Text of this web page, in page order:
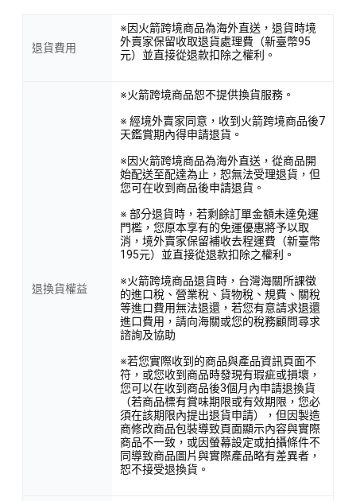
退貨費用
※因火箭跨境商品為海外直送，退貨時境
外賣家保留收取退貨處理費（新臺幣95
元）並直接從退款扣除之權利。
退換貨權益
※火箭跨境商品恕不提供換貨服務。
※ 經境外賣家同意，收到火箭跨境商品後7
天鑑賞期內得申請退貨。
※因火箭跨境商品為海外直送，從商品開
始配送至配達為止，恕無法受理退貨，但
您可在收到商品後申請退貨。
※ 部分退貨時，若剩餘訂單金額未達免運
門檻，您原本享有的免運優惠將予以取
消，境外賣家保留補收去程運費（新臺幣
195元）並直接從退款扣除之權利。
※火箭跨境商品退貨時，台灣海關所課徵
的進口稅、營業稅、貨物稅、規費、關稅
等進口費用無法退還，若您有意請求退還
進口費用，請向海關或您的稅務顧問尋求
諮詢及協助
※若您實際收到的商品與產品資訊頁面不
符，或您收到商品時發現有瑕疵或損壞，
您可以在收到商品後3個月內申請退換貨
（若商品標有賞味期限或有效期限，您必
須在該期限內提出退貨申請），但因製造
商修改商品包裝導致頁面顯示內容與實際
商品不一致，或因螢幕設定或拍攝條件不
同導致商品圖片與實際產品略有差異者，
恕不接受退換貨。